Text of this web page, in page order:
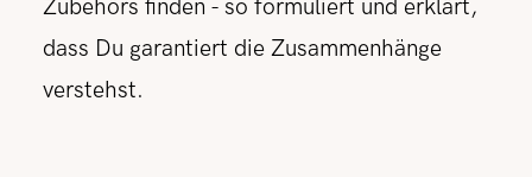
Zubehörs finden - so formuliert und erklärt,
dass Du garantiert die Zusammenhänge
verstehst.